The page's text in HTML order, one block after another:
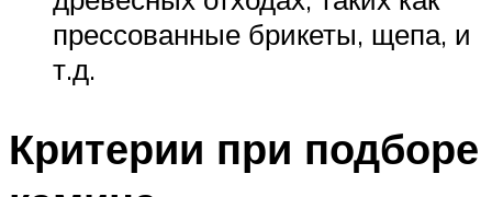
прессованные брикеты, щепа, и
т.д.
Критерии при подборе